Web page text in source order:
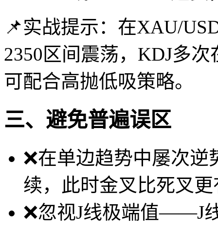
📌实战提示：在XAU/
2350区间震荡，KDJ多
可配合高抛低吸策略。
三、避免普遍误区
❌在单边趋势中屡次
续，此时金叉比死叉
❌忽视J线极端值——J